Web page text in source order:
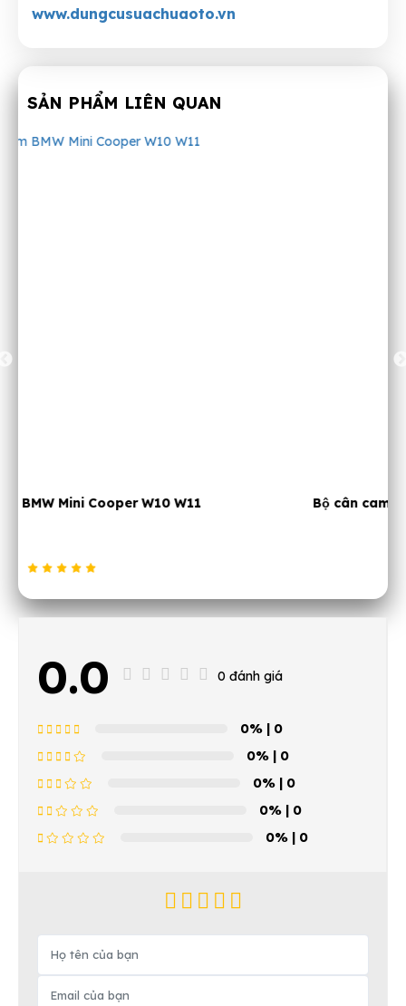
www.dungcusuachuaoto.vn
SẢN PHẨM LIÊN QUAN
Bộ cân cam BMW N42 N46 320i 318i
0.0 0 đánh giá
0% | 0
0% | 0
0% | 0
0% | 0
0% | 0